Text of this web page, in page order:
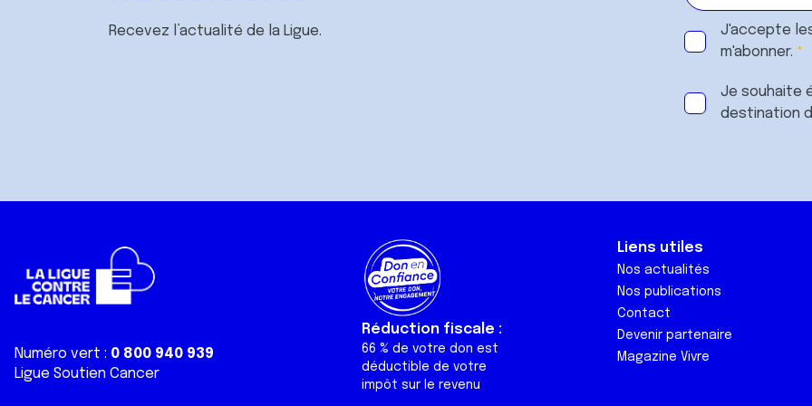
Recevez l’actualité de la Ligue. J'accepte
m'abonner.
Je souhaite
destination
Numéro vert : 0 800 940 939
Ligue Soutien Cancer
Réduction fiscale :
66 % de votre don est
déductible de votre
impôt sur le revenu
Liens utiles
Nos actualités
Nos publications
Contact
Devenir partenaire
Magazine Vivre